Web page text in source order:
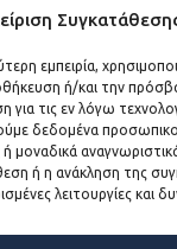
εμπειρία,
ή/και την
τις εν λόγω
δεδομένα
μοναδικά
ή η ανάκληση της
λειτουργίες και
+30 213-2147500
Email:
info@kede.gr
ΣΥΝΔΕΣΜΟΙ
Η ΚΕΔΕ
Sitemap